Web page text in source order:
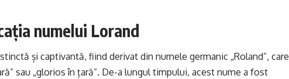
numelui Lorand
și captivantă, fiind derivat din numele germanic „Roland”, care
sau „glorios în țară”. De-a lungul timpului, acest nume a fost